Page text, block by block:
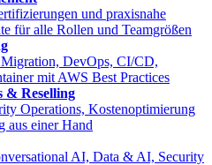
und praxisnahe
für alle Rollen und Teamgrößen
DevOps, CI/CD,
mit AWS Best Practices
& Reselling
Operations, Kostenoptimierung
aus einer Hand
AI, Data & AI, Security